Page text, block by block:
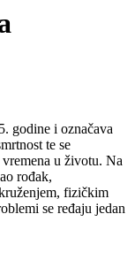
godine i označava
te se
u životu. Na
rođak,
fizičkim
se ređaju jedan